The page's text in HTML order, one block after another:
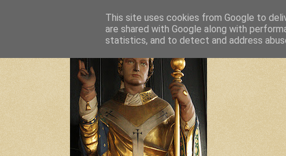
This site uses cookies from Google to
are shared with Google along with
statistics, and to detect and address